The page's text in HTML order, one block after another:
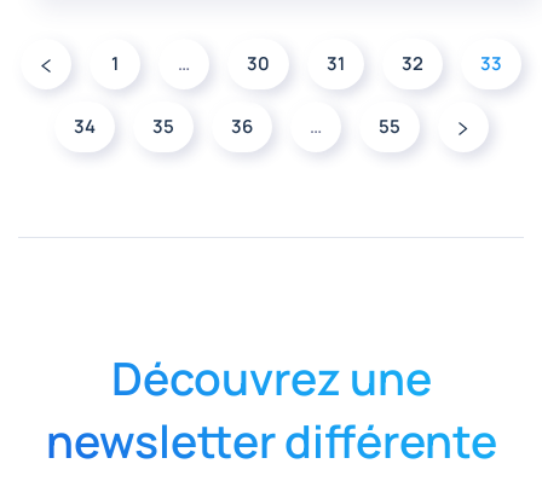
1 … 30 31 32 33
34 35 36 … 55
Découvrez une
newsletter différente